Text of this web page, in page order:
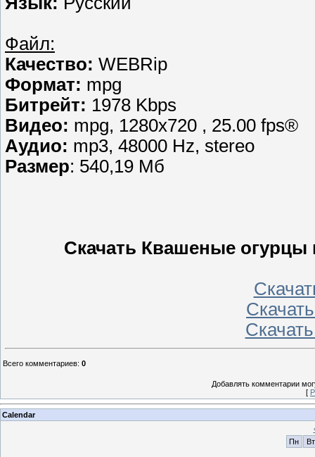
Файл:
Качество: WEBRip
Формат: mpg
Битрейт: 1978 Kbps
Видео: mpg, 1280х720 , 25.00 fps®
Аудио: mp3, 48000 Hz, stereo
Размер: 540,19 Мб
Скачать Квашеные огурцы
Всего комментариев: 0
Добавлять комментарии
[
Calendar
Пн
Вт